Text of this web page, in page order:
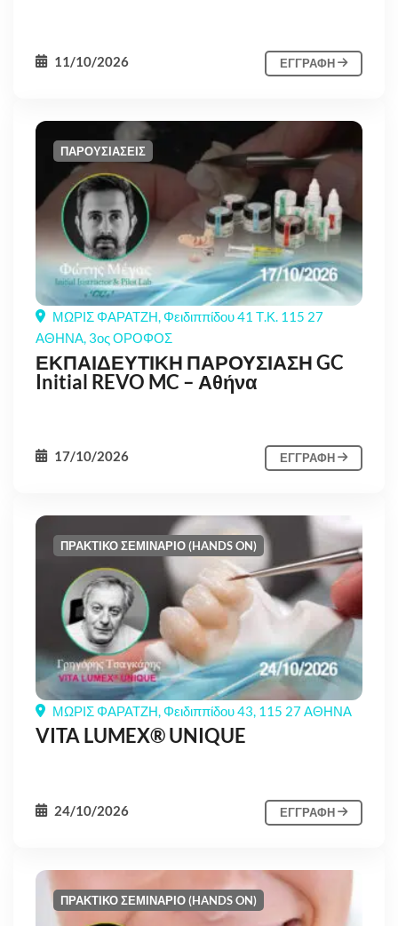
11/10/2026 ΕΓΓΡΑΦΗ
ΠΑΡΟΥΣΙΑΣΕΙΣ
ΜΩΡΙΣ ΦΑΡΑΤΖΗ, Φειδιππίδου 41 Τ.Κ. 115 27
ΑΘΗΝΑ, 3ος ΟΡΟΦΟΣ
ΕΚΠΑΙΔΕΥΤΙΚΗ ΠΑΡΟΥΣΙΑΣΗ GC
Initial REVO MC – Αθήνα
17/10/2026 ΕΓΓΡΑΦΗ
ΠΡΑΚΤΙΚΟ ΣΕΜΙΝΑΡΙΟ (HANDS ON)
ΜΩΡΙΣ ΦΑΡΑΤΖΗ, Φειδιππίδου 43, 115 27 ΑΘΗΝΑ
VITA LUMEX® UNIQUE
24/10/2026 ΕΓΓΡΑΦΗ
ΠΡΑΚΤΙΚΟ ΣΕΜΙΝΑΡΙΟ (HANDS ON)